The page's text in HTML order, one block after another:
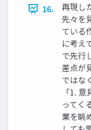
16.
再現し
先々を
ている
に考え
で先行
差点が
ではな
「1.
ってく
業を眺